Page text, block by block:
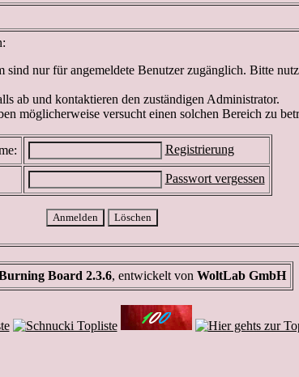
nur für angemeldete Benutzer zugänglich. Bitte
ab und kontaktieren den zuständigen Administrator.
möglicherweise versucht einen solchen Bereich zu
Registrierung
Passwort vergessen
Board 2.3.6, entwickelt von WoltLab GmbH